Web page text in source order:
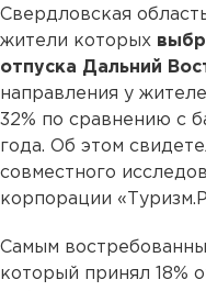
Свердловская
жители которых
отпуска Дальний
направления у
32% по сравнению с
года. Об этом
совместного
корпорации
Самым
который принял 18%